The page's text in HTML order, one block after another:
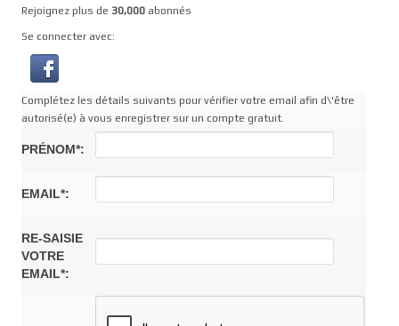
Rejoignez plus de 30,000 abonnés
Se connecter avec:
Complétez les détails suivants pour vérifier votre email afin d\'être
autorisé(e) à vous enregistrer sur un compte gratuit.
PRÉNOM*:
EMAIL*:
RE-SAISIE
VOTRE
EMAIL*: